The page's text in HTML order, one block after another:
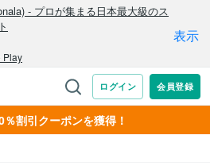
割引クーポンを獲得！